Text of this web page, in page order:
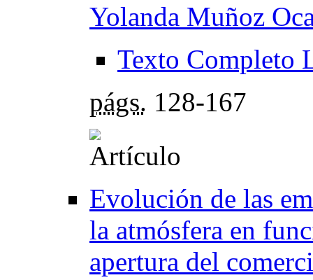
Yolanda Muñoz
Texto Completo
págs. 128-167
Evolución de las
la atmósfera en
apertura del